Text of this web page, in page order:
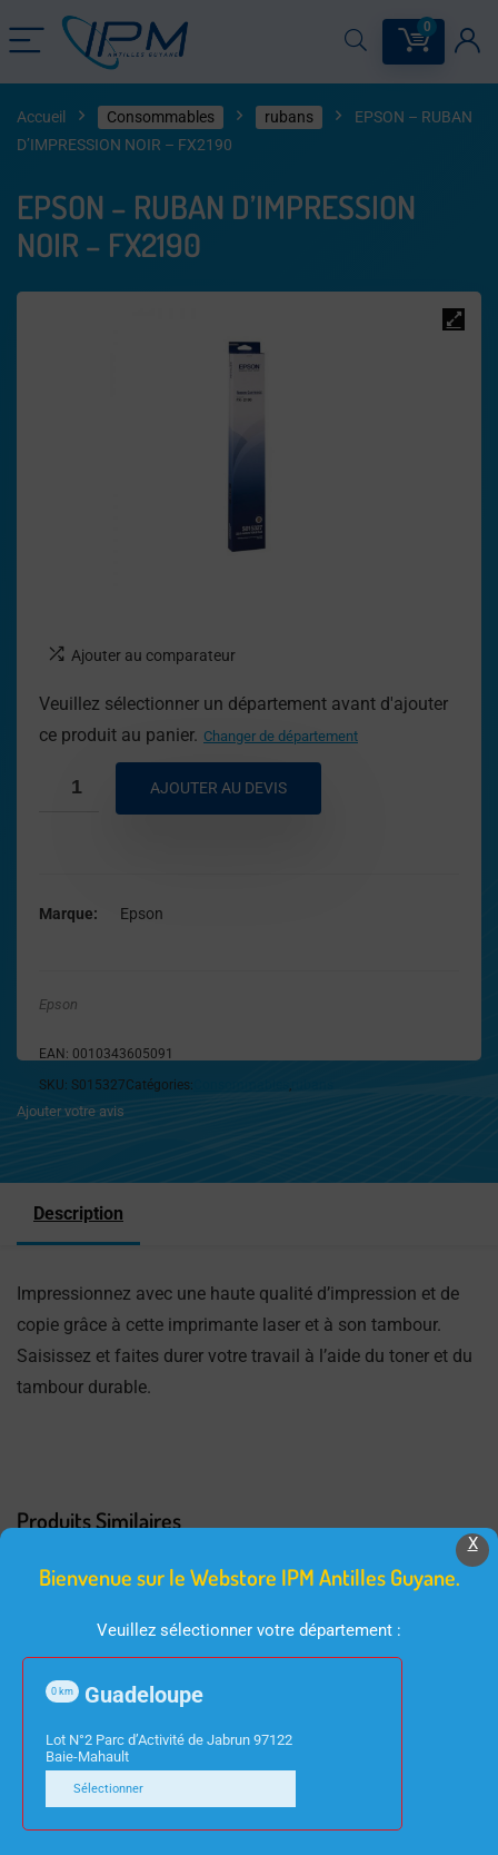
0
Accueil Consommables rubans
EPSON – RUBAN
D’IMPRESSION NOIR – FX2190
EPSON – RUBAN D’IMPRESSION
NOIR – FX2190
Ajouter au comparateur
Veuillez sélectionner un département avant d'ajouter
ce produit au panier. Changer de département
AJOUTER AU DEVIS
Marque Epson
Epson
EAN: 0010343605091
SKU: S015327Catégories: ,
Ajouter votre avis
Description
Impressionnez avec une haute qualité d’impression et de
copie grâce à cette imprimante laser et à son tambour.
Saisissez et faites durer votre travail à l’aide du toner et du
tambour durable.
Produits Similaires
CONSOMMABLES
HP 963 – CARTOUCHE
NOIRE 24ML 1
CONSOMMABLES
BROTHER – LC422XLC
JE CYAN -1500P
X
Bienvenue sur le Webstore IPM Antilles Guyane.
Veuillez sélectionner votre département :
Guadeloupe
0 km
Lot N°2 Parc d’Activité de Jabrun 97122
Baie-Mahault
Sélectionner